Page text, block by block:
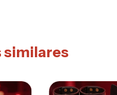
similares